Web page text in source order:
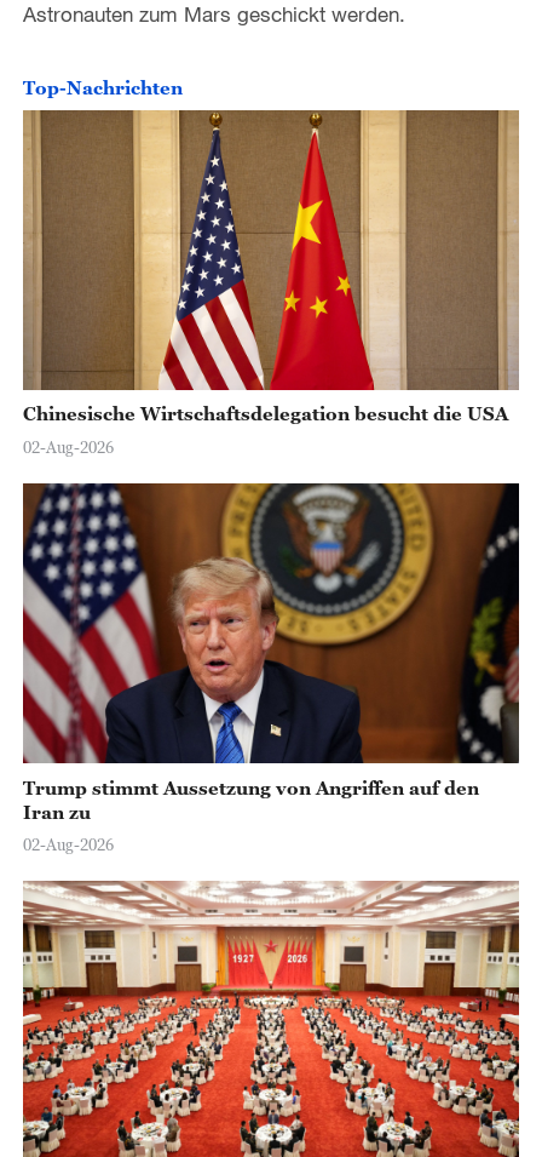
Astronauten zum Mars geschickt werden.
Top-Nachrichten
Chinesische Wirtschaftsdelegation besucht die USA
02-Aug-2026
Trump stimmt Aussetzung von Angriffen auf den
Iran zu
02-Aug-2026